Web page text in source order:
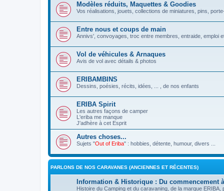
Modèles réduits, Maquettes & Goodies
Vos réalisations, jouets, collections de miniatures, pins,
Entre nous et coups de main
Annivs', convoyages, troc entre membres, entraide, emploi et
Vol de véhicules & Arnaques
Avis de vol avec détails & photos
ERIBAMBINS
Dessins, poésies, récits, idées, ... , de nos enfants
ERIBA Spirit
Les autres façons de camper
L'eriba me manque
J'adhère à cet Esprit
Autres choses...
Sujets "Out of Eriba" : hobbies, détente, humour, divers ...
PARLONS DE NOS CARAVANES (ANCIENNES ET RÉCENTES)
Information & Historique : Du commencement
Histoire du Camping et du caravaning, de la marque ERIBA,